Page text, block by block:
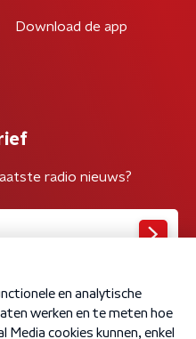
Download de app
radio nieuws?